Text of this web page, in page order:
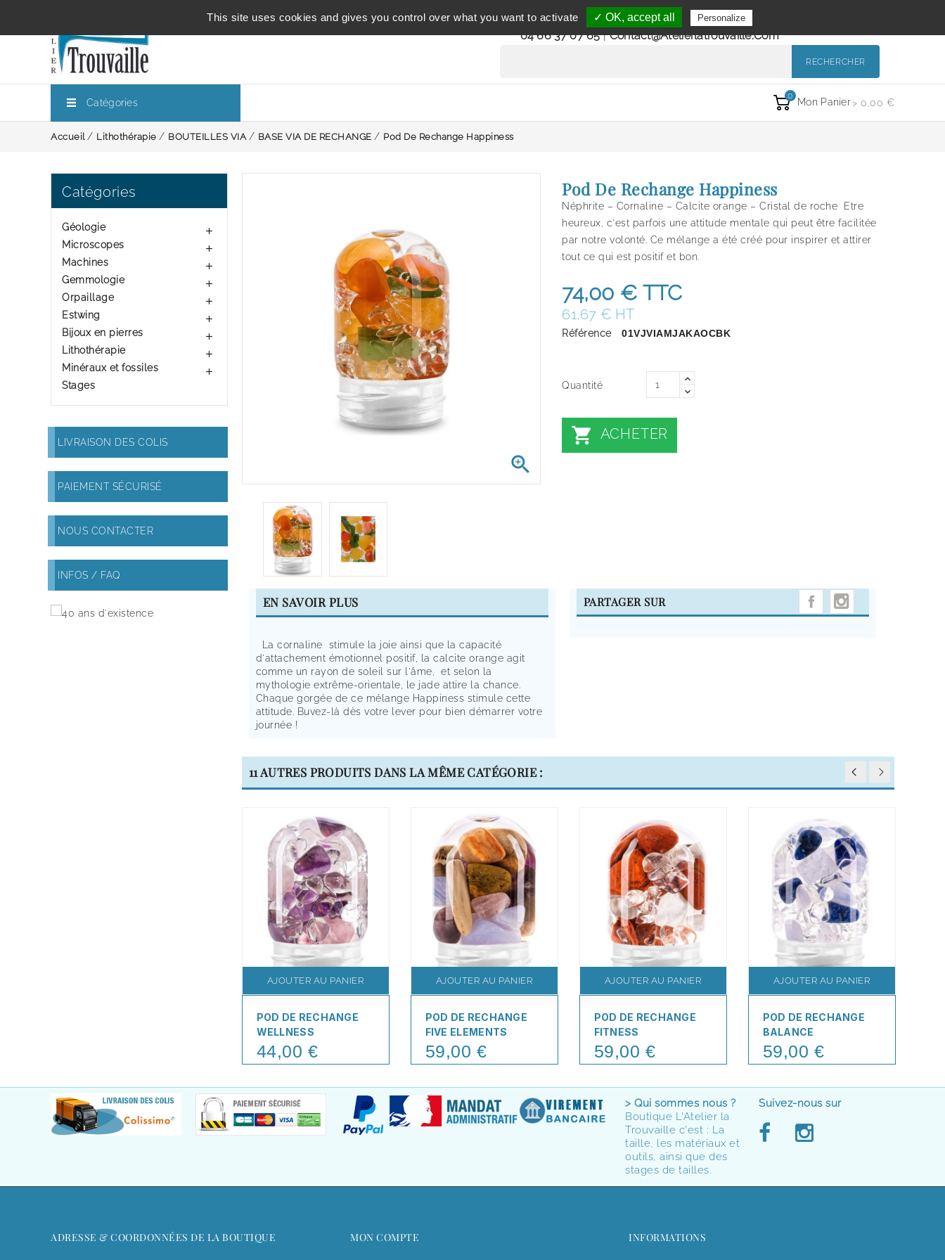
Service clientèle
du lundi au vendredi de 9h à 12h et de 14h à 18h
04 66 37 07 65|Contact@atelierlatrouvaille.com
RECHERCHER
Catégories
0
Mon Panier> 0,00 €
Accueil Lithothérapie BOUTEILLES VIA BASE VIA DE RECHANGE Pod De Rechange Happiness
Catégories
Géologie 
Microscopes 
Machines 
Gemmologie 
Orpaillage 
Estwing 
Bijoux en pierres 
Lithothérapie 
Minéraux et fossiles 
Stages
LIVRAISON DES COLIS
PAIEMENT SÉCURISÉ
NOUS CONTACTER
INFOS / FAQ

Pod De Rechange Happiness
Néphrite – Cornaline – Calcite orange – Cristal de roche Etre
heureux, c'est parfois une attitude mentale qui peut être facilitée
par notre volonté. Ce mélange a été créé pour inspirer et attirer
tout ce qui est positif et bon.
74,00 € TTC
61,67 € HT
Référence 01VJVIAMJAKAOCBK
Quantité
 ACHETER
EN SAVOIR PLUS
La cornaline stimule la joie ainsi que la capacité
d'attachement émotionnel positif, la calcite orange agit
comme un rayon de soleil sur l'âme, et selon la
mythologie extrême-orientale, le jade attire la chance.
Chaque gorgée de ce mélange Happiness stimule cette
attitude. Buvez-là dès votre lever pour bien démarrer votre
journée !
PARTAGER SUR
11 AUTRES PRODUITS DANS LA MÊME CATÉGORIE :
AJOUTER AU PANIER
POD DE RECHANGE
WELLNESS
Price
44,00 €
AJOUTER AU PANIER
POD DE RECHANGE
FIVE ELEMENTS
Price
59,00 €
AJOUTER AU PANIER
POD DE RECHANGE
FITNESS
Price
59,00 €
AJOUTER AU PANIER
POD DE RECHANGE
BALANCE
Price
59,00 €
> Qui sommes nous ?
Boutique L'Atelier la
Trouvaille c'est : La
taille, les matériaux et
outils, ainsi que des
stages de tailles.
Suivez-nous sur
ADRESSE & COORDONNÉES DE LA BOUTIQUE MON COMPTE INFORMATIONS
This site uses cookies and gives you control over what you want to activate ✓ OK, accept all Personalize